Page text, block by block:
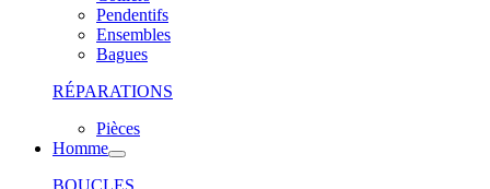
Pendentifs
Ensembles
Bagues
RÉPARATIONS
Pièces
Homme
BOUCLES